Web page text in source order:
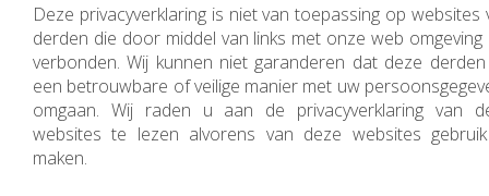
Deze privacyverklaring is niet van toepassing op websites
derden die door middel van links met onze web omgeving
verbonden. Wij kunnen niet garanderen dat deze
een betrouwbare of veilige manier met uw
omgaan. Wij raden u aan de privacyverklaring van
websites te lezen alvorens van deze websites
maken.